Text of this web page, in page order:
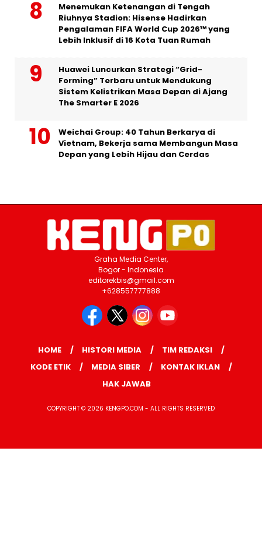
Menemukan Ketenangan di Tengah
Riuhnya Stadion: Hisense Hadirkan
Pengalaman FIFA World Cup 2026™ yang
Lebih Inklusif di 16 Kota Tuan Rumah
Huawei Luncurkan Strategi “Grid-
Forming” Terbaru untuk Mendukung
Sistem Kelistrikan Masa Depan di Ajang
The Smarter E 2026
Weichai Group: 40 Tahun Berkarya di
Vietnam, Bekerja sama Membangun Masa
Depan yang Lebih Hijau dan Cerdas
Graha Media Center,
Bogor - Indonesia
editorekbis@gmail.com
+628557777888
HOME HISTORI MEDIA
TIM REDAKSI
KODE ETIK
MEDIA SIBER
KONTAK IKLAN
HAK JAWAB
COPYRIGHT © 2026 KENGPO.COM - ALL RIGHTS RESERVED